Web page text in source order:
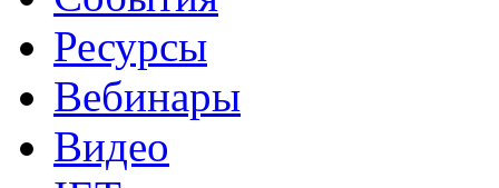
Ресурсы
Вебинары
Видео